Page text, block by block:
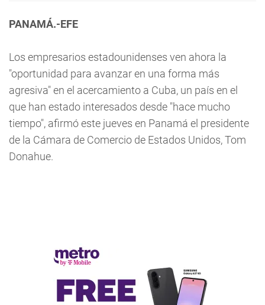
PANAMÁ.-EFE
Los empresarios estadounidenses ven ahora la
"oportunidad para avanzar en una forma más
agresiva" en el acercamiento a Cuba, un país en el
que han estado interesados desde "hace mucho
tiempo", afirmó este jueves en Panamá el presidente
de la Cámara de Comercio de Estados Unidos, Tom
Donahue.